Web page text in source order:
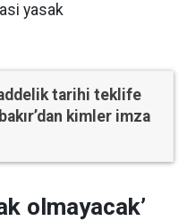
yasak
tarihi teklife
kimler imza
olmayacak’